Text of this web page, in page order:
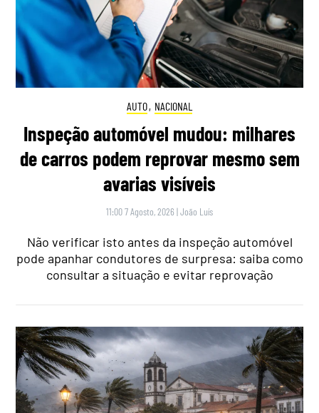
AUTO, NACIONAL
Inspeção automóvel mudou: milhares
de carros podem reprovar mesmo sem
avarias visíveis
11:00 7 Agosto, 2026 |João Luís
Não verificar isto antes da inspeção automóvel
pode apanhar condutores de surpresa: saiba como
consultar a situação e evitar reprovação